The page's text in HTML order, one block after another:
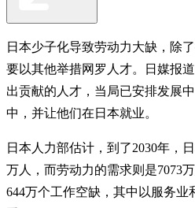
日本少子化导致劳动力大缺，除
要以其他举措网罗人才。日媒报
出贡献的人才，当局已安排发展
中，并让他们在日本就业。
日本人力部估计，到了2030年，
万人，而劳动力的需求则是7073
644万个工作空缺，其中以服务